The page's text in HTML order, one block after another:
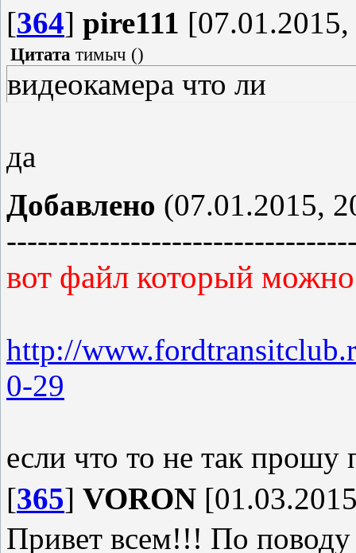
[364] pire111
Цитата тимыч ()
видеокамера что ли
да
Добавлено (07.01.2015,
вот файл который можно
http://
0-29
если что то не так прошу
[365] VORON
Привет всем!!! По поводу